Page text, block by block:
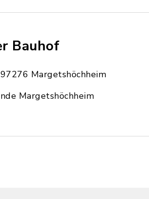
Bauhof
Margetshöchheim
Margetshöchheim